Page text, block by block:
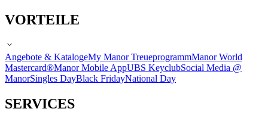
VORTEILE
Angebote & KatalogeMy Manor TreueprogrammManor World
Mastercard®Manor Mobile AppUBS KeyclubSocial Media @
ManorSingles DayBlack FridayNational Day
SERVICES